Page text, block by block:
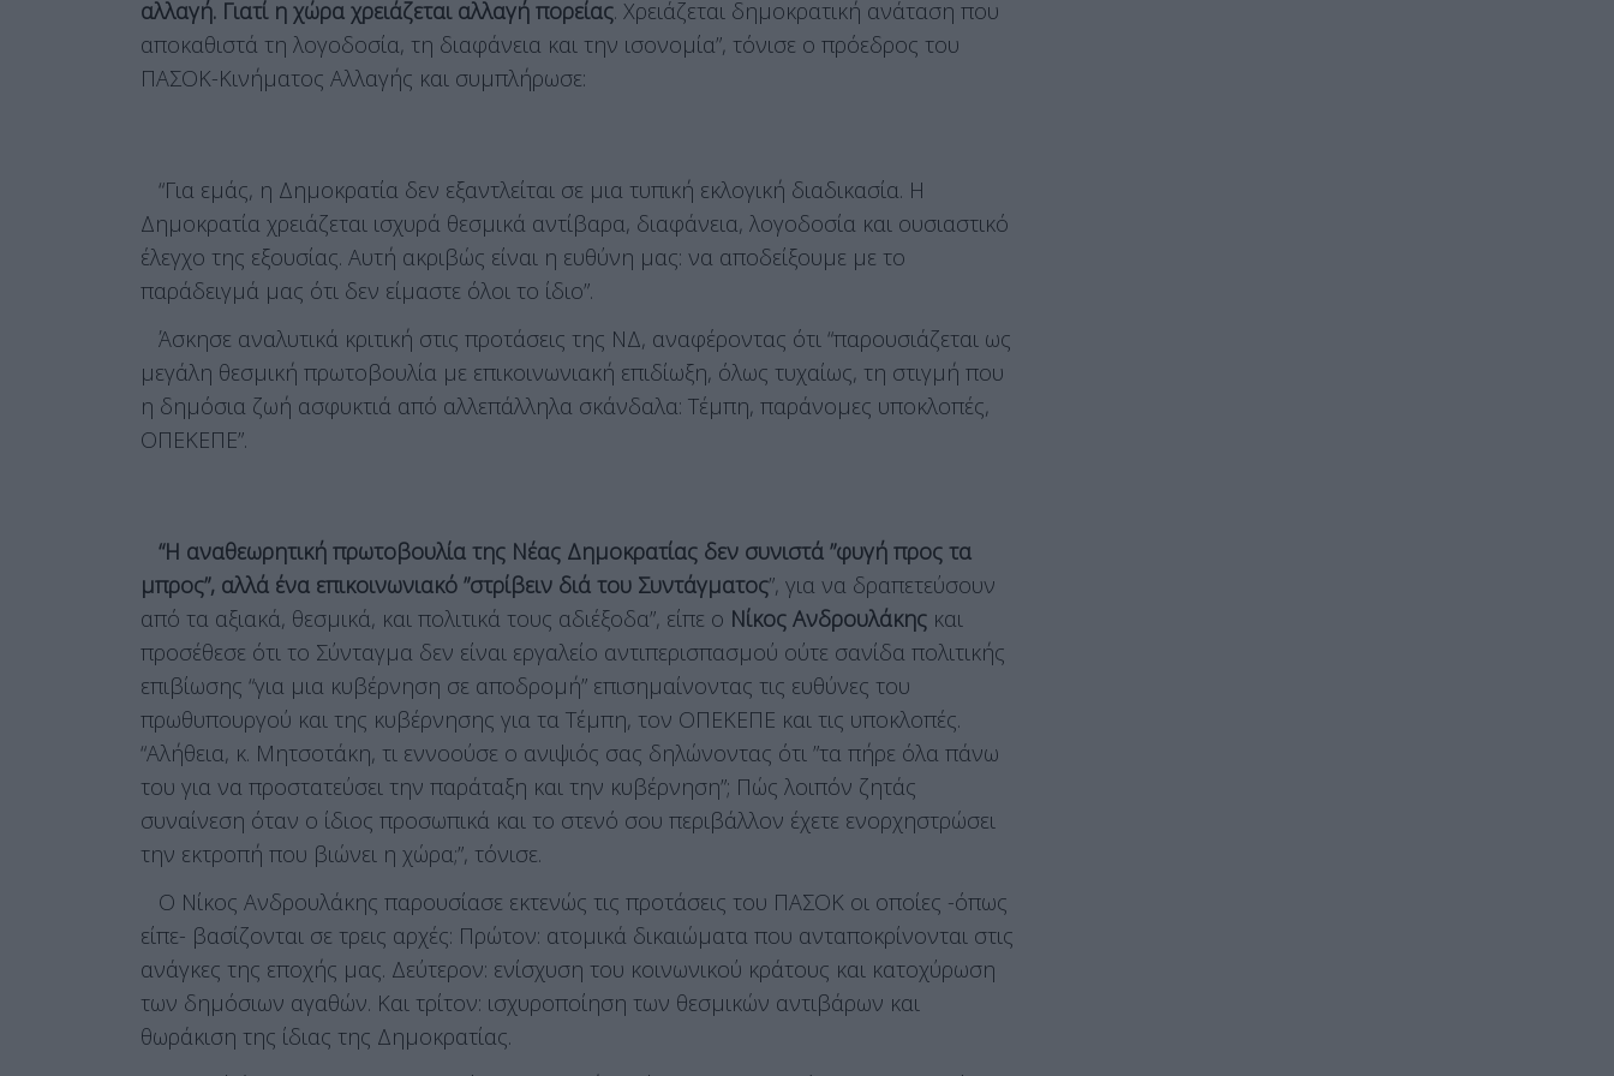
αλλαγή. Γιατί η χώρα χρειάζεται αλλαγή πορείας. Χρειάζεται δημοκρατική ανάταση που
αποκαθιστά τη λογοδοσία, τη διαφάνεια και την ισονομία”, τόνισε ο πρόεδρος του
ΠΑΣΟΚ-Κινήματος Αλλαγής και συμπλήρωσε:
“Για εμάς, η Δημοκρατία δεν εξαντλείται σε μια τυπική εκλογική διαδικασία. Η
Δημοκρατία χρειάζεται ισχυρά θεσμικά αντίβαρα, διαφάνεια, λογοδοσία και ουσιαστικό
έλεγχο της εξουσίας. Αυτή ακριβώς είναι η ευθύνη μας: να αποδείξουμε με το
παράδειγμά μας ότι δεν είμαστε όλοι το ίδιο”.
Άσκησε αναλυτικά κριτική στις προτάσεις της ΝΔ, αναφέροντας ότι “παρουσιάζεται ως
μεγάλη θεσμική πρωτοβουλία με επικοινωνιακή επιδίωξη, όλως τυχαίως, τη στιγμή που
η δημόσια ζωή ασφυκτιά από αλλεπάλληλα σκάνδαλα: Τέμπη, παράνομες υποκλοπές,
ΟΠΕΚΕΠΕ”.
“Η αναθεωρητική πρωτοβουλία της Νέας Δημοκρατίας δεν συνιστά ”φυγή προς τα
μπρος”, αλλά ένα επικοινωνιακό ”στρίβειν διά του Συντάγματος”, για να δραπετεύσουν
από τα αξιακά, θεσμικά, και πολιτικά τους αδιέξοδα”, είπε ο Νίκος Ανδρουλάκης και
προσέθεσε ότι το Σύνταγμα δεν είναι εργαλείο αντιπερισπασμού ούτε σανίδα πολιτικής
επιβίωσης “για μια κυβέρνηση σε αποδρομή” επισημαίνοντας τις ευθύνες του
πρωθυπουργού και της κυβέρνησης για τα Τέμπη, τον ΟΠΕΚΕΠΕ και τις υποκλοπές.
“Αλήθεια, κ. Μητσοτάκη, τι εννοούσε ο ανιψιός σας δηλώνοντας ότι ”τα πήρε όλα πάνω
του για να προστατεύσει την παράταξη και την κυβέρνηση”; Πώς λοιπόν ζητάς
συναίνεση όταν ο ίδιος προσωπικά και το στενό σου περιβάλλον έχετε ενορχηστρώσει
την εκτροπή που βιώνει η χώρα;”, τόνισε.
Ο Νίκος Ανδρουλάκης παρουσίασε εκτενώς τις προτάσεις του ΠΑΣΟΚ οι οποίες -όπως
είπε- βασίζονται σε τρεις αρχές: Πρώτον: ατομικά δικαιώματα που ανταποκρίνονται στις
ανάγκες της εποχής μας. Δεύτερον: ενίσχυση του κοινωνικού κράτους και κατοχύρωση
των δημόσιων αγαθών. Και τρίτον: ισχυροποίηση των θεσμικών αντιβάρων και
θωράκιση της ίδιας της Δημοκρατίας.